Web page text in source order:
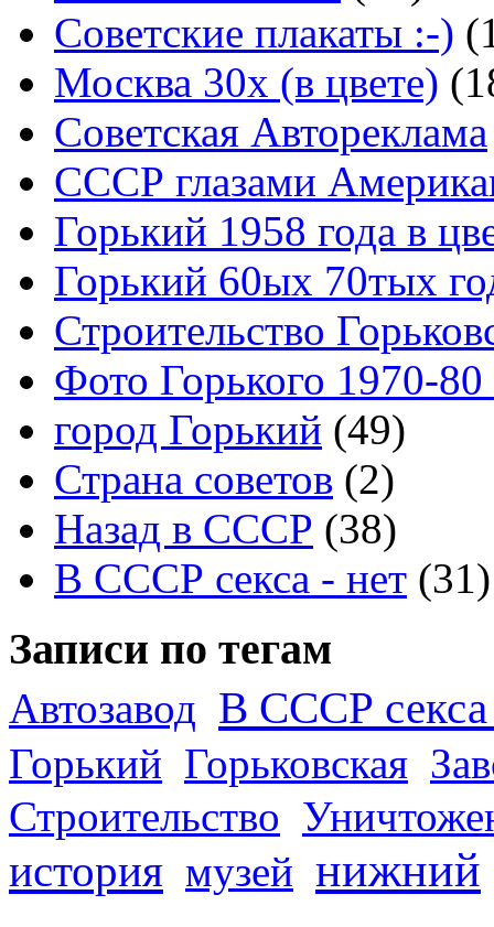
Советские плакаты :-)
Москва 30x (в цвете)
Советская Автореклама
СССР глазами
Горький 1958 года в
Горький 60ых 70тых
Строительство
Фото Горького 1970-80
город Горький (49)
Страна советов (2)
Назад в СССР (38)
В СССР секса - нет (31)
Записи по тегам
Автозавод В СССР секса
Горький Горьковская
Строительство
история музей нижний